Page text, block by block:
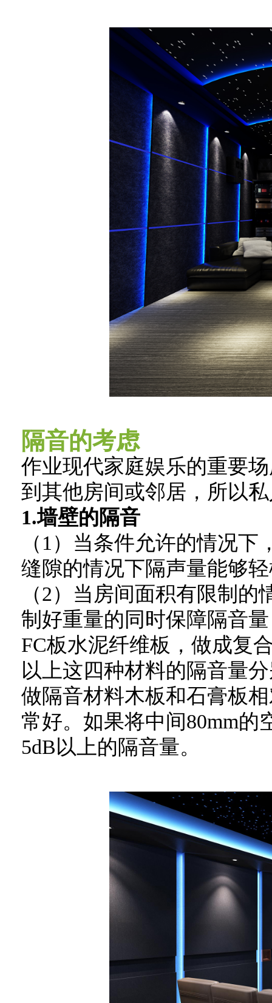
隔音的考虑
作业现代家庭娱乐的重要
到其他房间或邻居，所以
1.墙壁的隔音
（1）当条件允许的情况
缝隙的情况下隔声量能够
（2）当房间面积有限制
制好重量的同时保障隔音
FC板水泥纤维板，做成复
以上这四种材料的隔音量
做隔音材料木板和石膏板
常好。如果将中间80mm
5dB以上的隔音量。